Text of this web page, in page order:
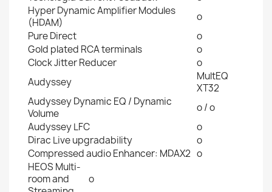
Hyper Dynamic Amplifier Modules
(HDAM)​
o
Pure Direct
o
Gold plated RCA terminals
o
Clock Jitter Reducer
o
Audyssey
MultEQ
XT32
Audyssey Dynamic EQ / Dynamic
Volume
o / o
Audyssey LFC
o
Dirac Live upgradability
o
Compressed audio Enhancer: MDAX2 o
HEOS Multi-
room and
o